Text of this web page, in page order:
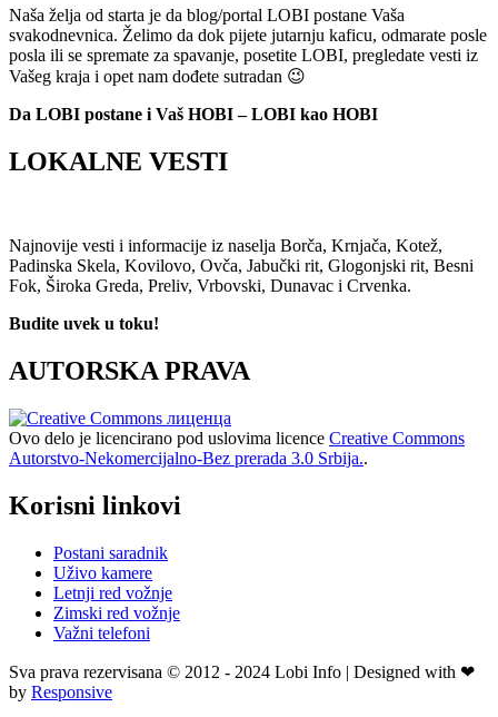
Naša želja od starta je da blog/portal LOBI postane Vaša
svakodnevnica. Želimo da dok pijete jutarnju kaficu, odmarate posle
posla ili se spremate za spavanje, posetite LOBI, pregledate vesti iz
Vašeg kraja i opet nam dođete sutradan 😉
Da LOBI postane i Vaš HOBI – LOBI kao HOBI
LOKALNE VESTI
Najnovije vesti i informacije iz naselja Borča, Krnjača, Kotež,
Padinska Skela, Kovilovo, Ovča, Jabučki rit, Glogonjski rit, Besni
Fok, Široka Greda, Preliv, Vrbovski, Dunavac i Crvenka.
Budite uvek u toku!
AUTORSKA PRAVA
Ovo delo je licencirano pod uslovima licence Creative Commons
Autorstvo-Nekomercijalno-Bez prerada 3.0 Srbija..
Korisni linkovi
Postani saradnik
Uživo kamere
Letnji red vožnje
Zimski red vožnje
Važni telefoni
Sva prava rezervisana © 2012 - 2024 Lobi Info | Designed with ❤
by Responsive